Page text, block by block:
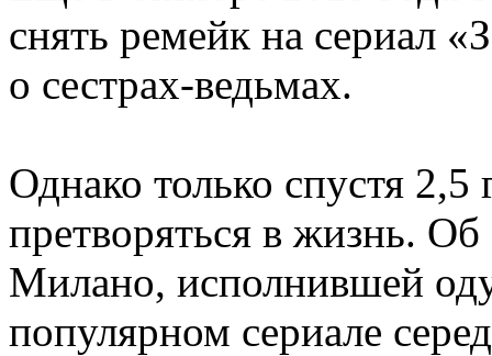
снять ремейк на сериал
о сестрах-ведьмах.
Однако только спустя
претворяться в жизнь.
Милано, исполнившей
популярном сериале